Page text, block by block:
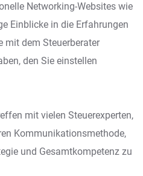
Networking-Websites wie
Einblicke in die Erfahrungen
mit dem Steuerberater
den Sie einstellen
mit vielen Steuerexperten,
Kommunikationsmethode,
und Gesamtkompetenz zu